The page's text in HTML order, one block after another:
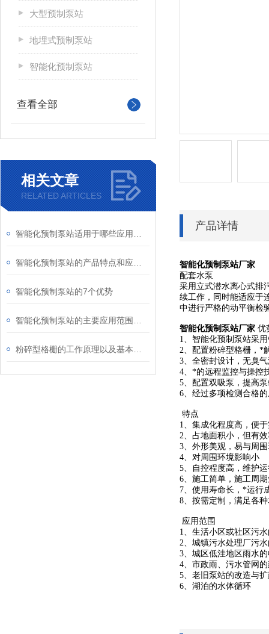
大型预制泵站
地埋式预制泵站
智能化预制泵站
查看全部
相关文章
RELATED ARTICLES
智能化预制泵站的7个优势
产品详情
智能化预制泵站厂家
配套水泵
采用立式潜水离心式排
续工作，同时能适应于
中进行严格的动平衡检
智能化预制泵站厂家 优
1、智能化预制泵站采
2、配置粉碎型格栅，*
3、全密封设计，无臭
4、*的远程监控与操控
5、配置双吸泵，提高
6、经过多项检测合格
特点
1、集成化程度高，便
2、占地面积小，但有
3、外形美观，易与周
4、对周围环境影响小
5、自控程度高，维护
6、施工简单，施工周
7、使用寿命长，*运行
8、按需定制，满足各
应用范围
1、生活小区或社区污
2、城镇污水处理厂污
3、城区低洼地区雨水
4、市政雨、污水管网
5、老旧泵站的改造与
6、湖泊的水体循环